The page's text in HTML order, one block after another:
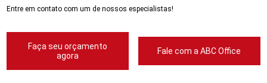
Entre em contato com um de nossos especialistas!
Faça seu orçamento
agora
Fale com a ABC Office